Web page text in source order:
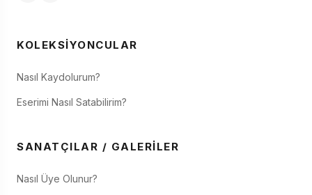
KOLEKSIYONCULAR
Nasıl Kaydolurum?
Eserimi Nasıl Satabilirim?
SANATÇILAR / GALERILER
Nasıl Üye Olunur?